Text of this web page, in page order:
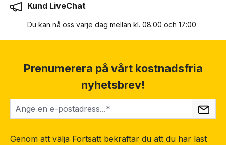
Kund LiveChat
Du kan nå oss varje dag mellan kl. 08:00 och 17:00
Prenumerera på vårt kostnadsfria
nyhetsbrev!
Genom att välja Fortsätt bekräftar du att du har läst